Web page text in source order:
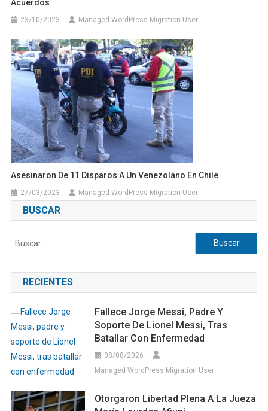
Acuerdos
23/10/2023 Managed WordPress Migration User
Asesinaron De 11 Disparos A Un Venezolano En Chile
27/03/2023 Managed WordPress Migration User
BUSCAR
Buscar:
RECIENTES
Fallece Jorge Messi, Padre Y
Soporte De Lionel Messi, Tras
Batallar Con Enfermedad
08/08/2026
Managed WordPress Migration User
Otorgaron Libertad Plena A La Jueza